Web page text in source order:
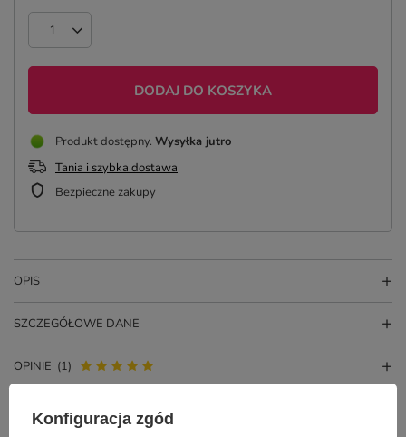
DODAJ DO KOSZYKA
Produkt dostępny Wysyłka jutro
Tania i szybka dostawa
Bezpieczne zakupy
OPIS
SZCZEGÓŁOWE DANE
OPINIE (1)
Konfiguracja zgód